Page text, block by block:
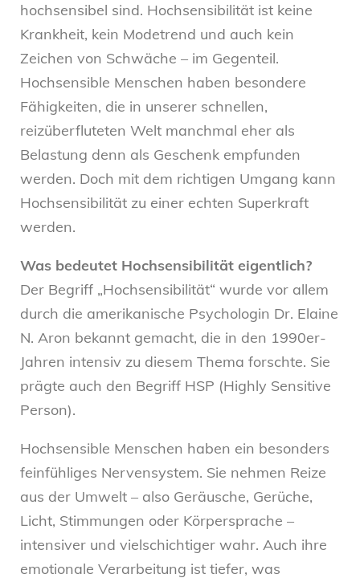
hochsensibel sind. Hochsensibilität ist keine
Krankheit, kein Modetrend und auch kein
Zeichen von Schwäche – im Gegenteil.
Hochsensible Menschen haben besondere
Fähigkeiten, die in unserer schnellen,
reizüberfluteten Welt manchmal eher als
Belastung denn als Geschenk empfunden
werden. Doch mit dem richtigen Umgang kann
Hochsensibilität zu einer echten Superkraft
werden.
Was bedeutet Hochsensibilität eigentlich?
Der Begriff „Hochsensibilität“ wurde vor allem
durch die amerikanische Psychologin Dr. Elaine
N. Aron bekannt gemacht, die in den 1990er-
Jahren intensiv zu diesem Thema forschte. Sie
prägte auch den Begriff HSP (Highly Sensitive
Person).
Hochsensible Menschen haben ein besonders
feinfühliges Nervensystem. Sie nehmen Reize
aus der Umwelt – also Geräusche, Gerüche,
Licht, Stimmungen oder Körpersprache –
intensiver und vielschichtiger wahr. Auch ihre
emotionale Verarbeitung ist tiefer, was